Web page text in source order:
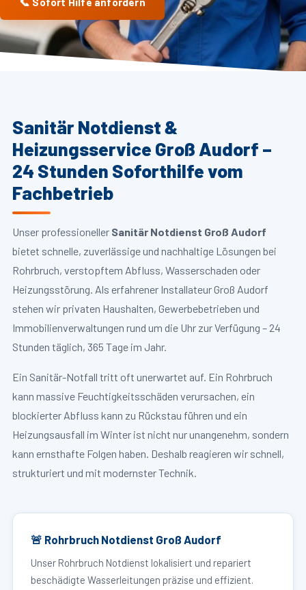
Sanitär Notdienst &
Heizungsservice Groß Audorf –
24 Stunden Soforthilfe vom
Fachbetrieb
Unser professioneller Sanitär Notdienst Groß Audorf
bietet schnelle, zuverlässige und nachhaltige Lösungen bei
Rohrbruch, verstopftem Abfluss, Wasserschaden oder
Heizungsstörung. Als erfahrener Installateur Groß Audorf
stehen wir privaten Haushalten, Gewerbebetrieben und
Immobilienverwaltungen rund um die Uhr zur Verfügung – 24
Stunden täglich, 365 Tage im Jahr.
Ein Sanitär-Notfall tritt oft unerwartet auf. Ein Rohrbruch
kann massive Feuchtigkeitsschäden verursachen, ein
blockierter Abfluss kann zu Rückstau führen und ein
Heizungsausfall im Winter ist nicht nur unangenehm, sondern
kann ernsthafte Folgen haben. Deshalb reagieren wir schnell,
strukturiert und mit modernster Technik.
🚨 Rohrbruch Notdienst Groß Audorf
Unser Rohrbruch Notdienst lokalisiert und repariert
beschädigte Wasserleitungen präzise und effizient.